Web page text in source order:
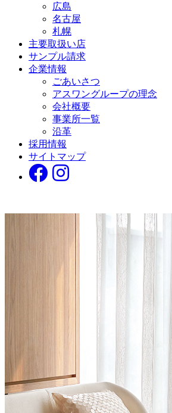
広島
名古屋
札幌
主要取扱い店
サンプル請求
企業情報
ごあいさつ
アスワングループの理念
会社概要
事業所一覧
沿革
採用情報
サイトマップ